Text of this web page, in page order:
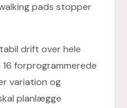
pads stopper
drift over hele
forprogrammerede
variation og
planlægge